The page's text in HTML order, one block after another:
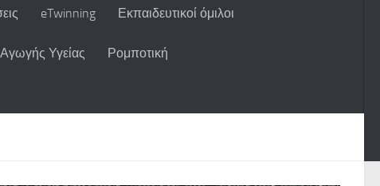
eTwinning Εκπαιδευτικοί όμιλοι
Υγείας Ρομποτική